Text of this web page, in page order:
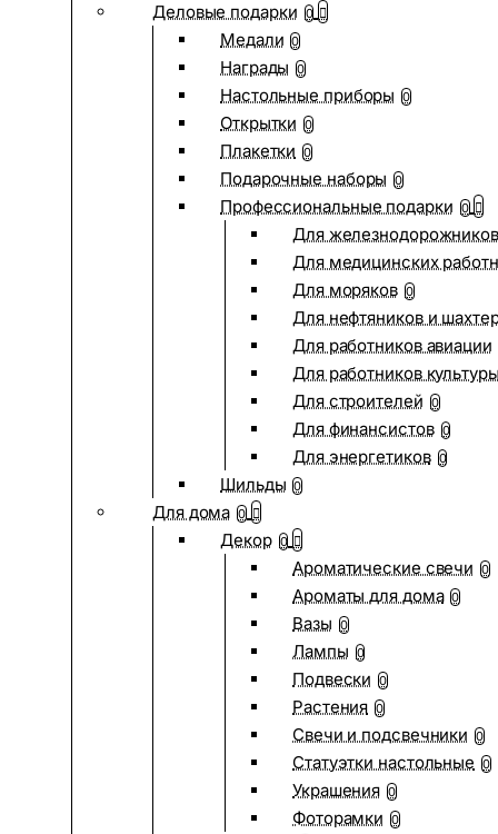
Деловые подарки 0
Медали 0
Награды 0
Настольные приборы 0
Открытки 0
Плакетки 0
Подарочные наборы 0
Профессиональные подарки 0
Для железнодорожников
Для медицинских
Для моряков 0
Для нефтяников и
Для работников авиации
Для работников
Для строителей 0
Для финансистов 0
Для энергетиков 0
Шильды 0
Для дома 0
Декор 0
Ароматические свечи 0
Ароматы для дома 0
Вазы 0
Лампы 0
Подвески 0
Растения 0
Свечи и подсвечники 0
Статуэтки настольные 0
Украшения 0
Фоторамки 0